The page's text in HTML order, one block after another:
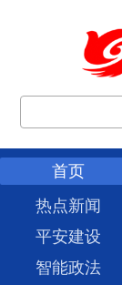
首页
热点新闻
平安建设
智能政法